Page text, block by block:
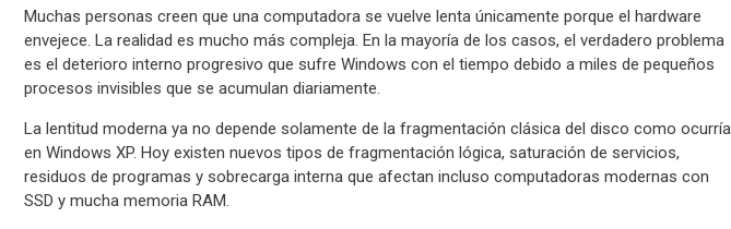
Muchas personas creen que una computadora se vuelve lenta únicamente porque el hardware
envejece. La realidad es mucho más compleja. En la mayoría de los casos, el verdadero problema
es el deterioro interno progresivo que sufre Windows con el tiempo debido a miles de pequeños
procesos invisibles que se acumulan diariamente.
La lentitud moderna ya no depende solamente de la fragmentación clásica del disco como ocurría
en Windows XP. Hoy existen nuevos tipos de fragmentación lógica, saturación de servicios,
residuos de programas y sobrecarga interna que afectan incluso computadoras modernas con
SSD y mucha memoria RAM.